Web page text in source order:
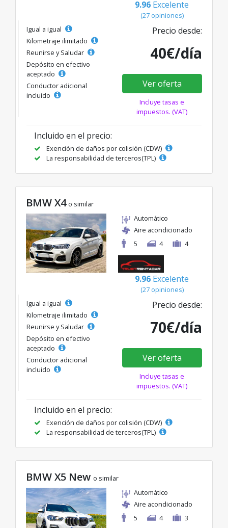
9.96 Excelente
(27 opiniones)
Igual a igual
Kilometraje ilimitado
Reunirse y Saludar
Depósito en efectivo
aceptado
Conductor adicional
incluido
Precio desde:
40€/día
Ver oferta
Incluye tasas e
impuestos. (VAT)
Incluido en el precio:
Exención de daños por colisión (CDW)
La responsabilidad de terceros(TPL)
BMW X4 o similar
Automático
Aire acondicionado
5
4 4
9.96 Excelente
(27 opiniones)
Igual a igual
Kilometraje ilimitado
Reunirse y Saludar
Depósito en efectivo
aceptado
Conductor adicional
incluido
Precio desde:
70€/día
Ver oferta
Incluye tasas e
impuestos. (VAT)
Incluido en el precio:
Exención de daños por colisión (CDW)
La responsabilidad de terceros(TPL)
BMW X5 New o similar
Automático
Aire acondicionado
5
4 3